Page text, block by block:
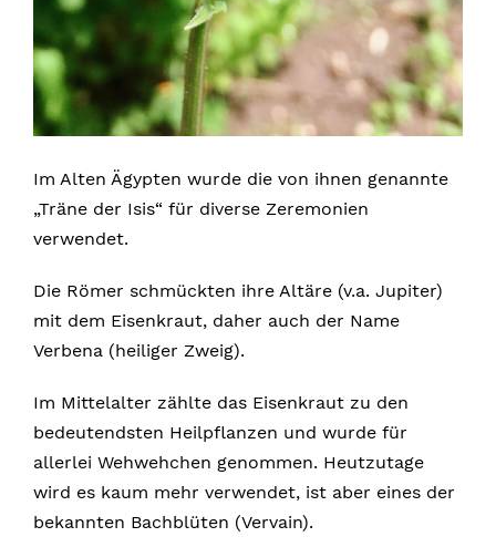
Im Alten Ägypten wurde die von ihnen genannte
„Träne der Isis“ für diverse Zeremonien
verwendet.
Die Römer schmückten ihre Altäre (v.a. Jupiter)
mit dem Eisenkraut, daher auch der Name
Verbena (heiliger Zweig).
Im Mittelalter zählte das Eisenkraut zu den
bedeutendsten Heilpflanzen und wurde für
allerlei Wehwehchen genommen. Heutzutage
wird es kaum mehr verwendet, ist aber eines der
bekannten Bachblüten (Vervain).